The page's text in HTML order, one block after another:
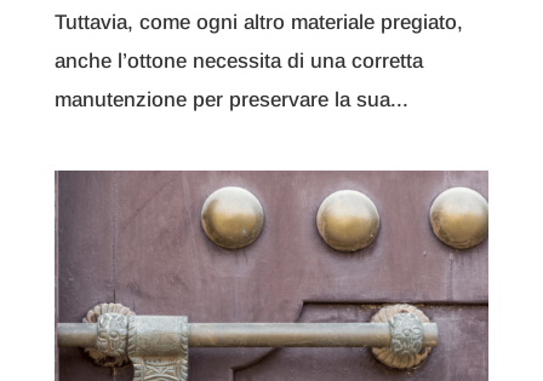
Tuttavia, come ogni altro materiale pregiato,
anche l’ottone necessita di una corretta
manutenzione per preservare la sua...